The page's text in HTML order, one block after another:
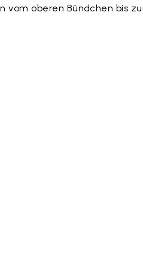
vom oberen Bündchen bis